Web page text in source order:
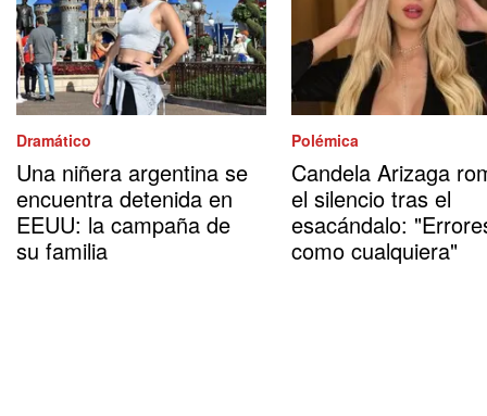
Dramático
Una niñera argentina se
encuentra detenida en
EEUU: la campaña de
su familia
Polémica
Candela Arizaga
el silencio tras el
esacándalo:
como cualquiera"